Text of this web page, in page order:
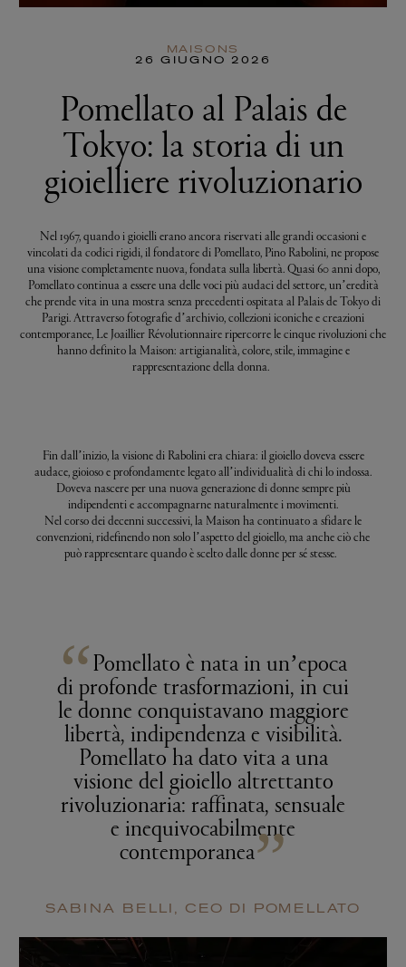
MAISONS
26 GIUGNO 2026
Pomellato al Palais de
Tokyo: la storia di un
gioielliere rivoluzionario
Nel 1967, quando i gioielli erano ancora riservati alle grandi occasioni e
vincolati da codici rigidi, il fondatore di Pomellato, Pino Rabolini, ne propose
una visione completamente nuova, fondata sulla libertà. Quasi 60 anni dopo,
Pomellato continua a essere una delle voci più audaci del settore, un’eredità
che prende vita in una mostra senza precedenti ospitata al Palais de Tokyo di
Parigi. Attraverso fotografie d’archivio, collezioni iconiche e creazioni
contemporanee, Le Joaillier Révolutionnaire ripercorre le cinque rivoluzioni che
hanno definito la Maison: artigianalità, colore, stile, immagine e
rappresentazione della donna.
Fin dall’inizio, la visione di Rabolini era chiara: il gioiello doveva essere
audace, gioioso e profondamente legato all’individualità di chi lo indossa.
Doveva nascere per una nuova generazione di donne sempre più
indipendenti e accompagnarne naturalmente i movimenti.
Nel corso dei decenni successivi, la Maison ha continuato a sfidare le
convenzioni, ridefinendo non solo l’aspetto del gioiello, ma anche ciò che
può rappresentare quando è scelto dalle donne per sé stesse.
“Pomellato è nata in un’epoca
di profonde trasformazioni, in cui
le donne conquistavano maggiore
libertà, indipendenza e visibilità.
Pomellato ha dato vita a una
visione del gioiello altrettanto
rivoluzionaria: raffinata, sensuale
e inequivocabilmente
contemporanea”
SABINA BELLI, CEO DI POMELLATO